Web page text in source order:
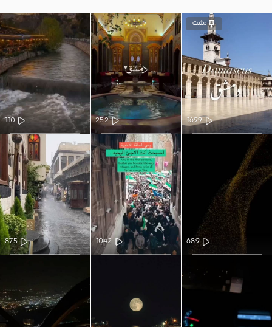
1699
مثبت
252
110
689
1042
875